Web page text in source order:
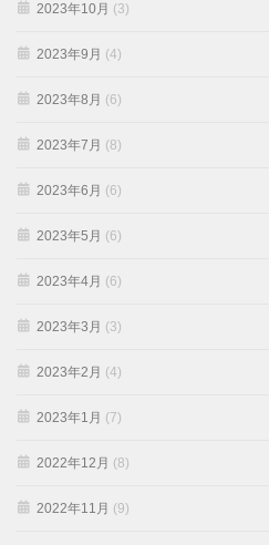
2023年10月 (3)
2023年9月 (4)
2023年8月 (6)
2023年7月 (8)
2023年6月 (6)
2023年5月 (6)
2023年4月 (6)
2023年3月 (3)
2023年2月 (4)
2023年1月 (7)
2022年12月 (8)
2022年11月 (9)